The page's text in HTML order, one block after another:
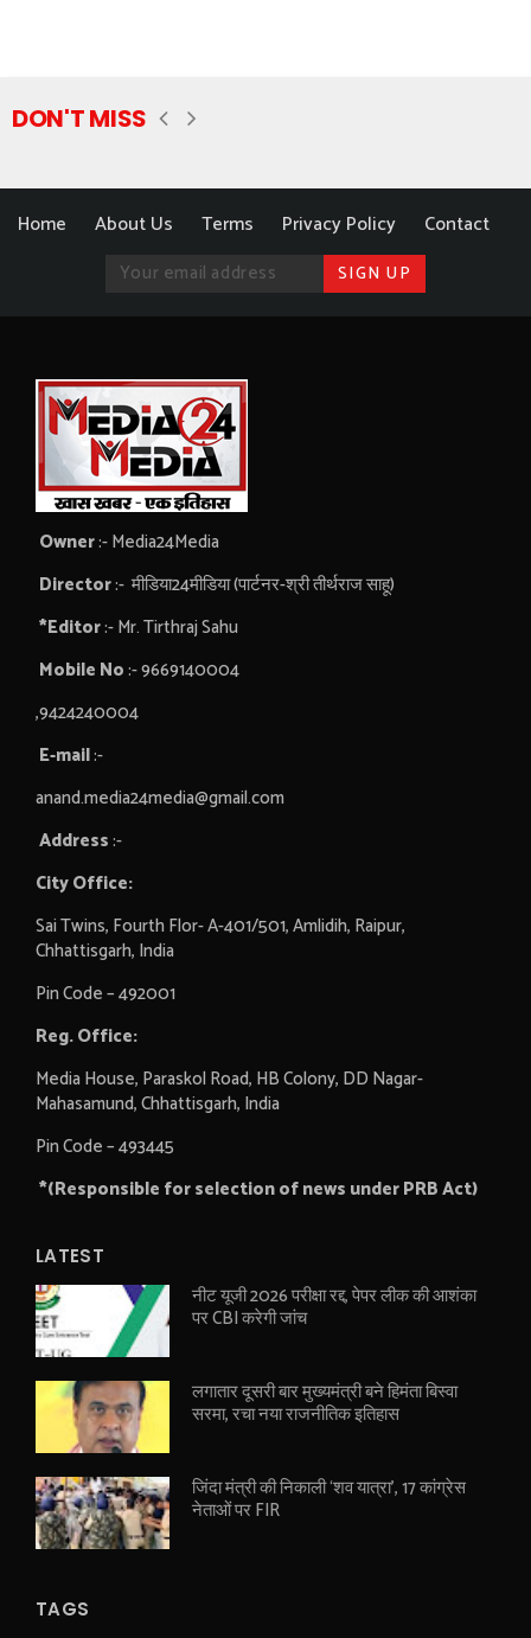
DON'T MISS
Home About Us Terms Privacy Policy Contact
Owner:- Media24Media
Director:- मीडिया24मीडिया (पार्टनर-श्री तीर्थराज साहू)
*Editor:- Mr. Tirthraj Sahu
Mobile No:- 9669140004
,9424240004
E-mail:-
anand.media24media@gmail.com
Address:-
City Office:
Sai Twins, Fourth Flor- A-401/501, Amlidih, Raipur,
Chhattisgarh, India
Pin Code – 492001
Reg. Office:
Media House, Paraskol Road, HB Colony, DD Nagar-
Mahasamund, Chhattisgarh, India
Pin Code – 493445
*(Responsible for selection of news under PRB Act)
LATEST
नीट यूजी 2026 परीक्षा रद्द, पेपर लीक की आशंका
पर CBI करेगी जांच
लगातार दूसरी बार मुख्यमंत्री बने हिमंता बिस्वा
सरमा, रचा नया राजनीतिक इतिहास
जिंदा मंत्री की निकाली ‘शव यात्रा’, 17 कांग्रेस
नेताओं पर FIR
TAGS